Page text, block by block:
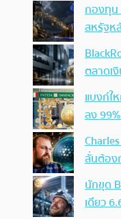
กองทุน
สหรัฐห
ตลาดเ
แบงก์ใ
ลง
ลั่นต้อง
นักขุด
เดียว